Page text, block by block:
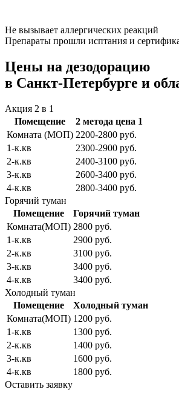
Не вызывает аллергических реакций
Препараты прошли исптания и
Цены на дезодорацию
в Санкт-Петербурге и
Акция 2 в 1
Помещение
2 метода цена 1
Комната (МОП) 2200-2800 руб.
1-к.кв
2300-2900 руб.
2-к.кв
2400-3100 руб.
3-к.кв
2600-3400 руб.
4-к.кв
2800-3400 руб.
Горячий туман
Помещение
Горячий туман
Комната(МОП) 2800 руб.
1-к.кв
2900 руб.
2-к.кв
3100 руб.
3-к.кв
3400 руб.
4-к.кв
3400 руб.
Холодный туман
Помещение
Холодный туман
Комната(МОП) 1200 руб.
1-к.кв
1300 руб.
2-к.кв
1400 руб.
3-к.кв
1600 руб.
4-к.кв
1800 руб.
Оставить заявку